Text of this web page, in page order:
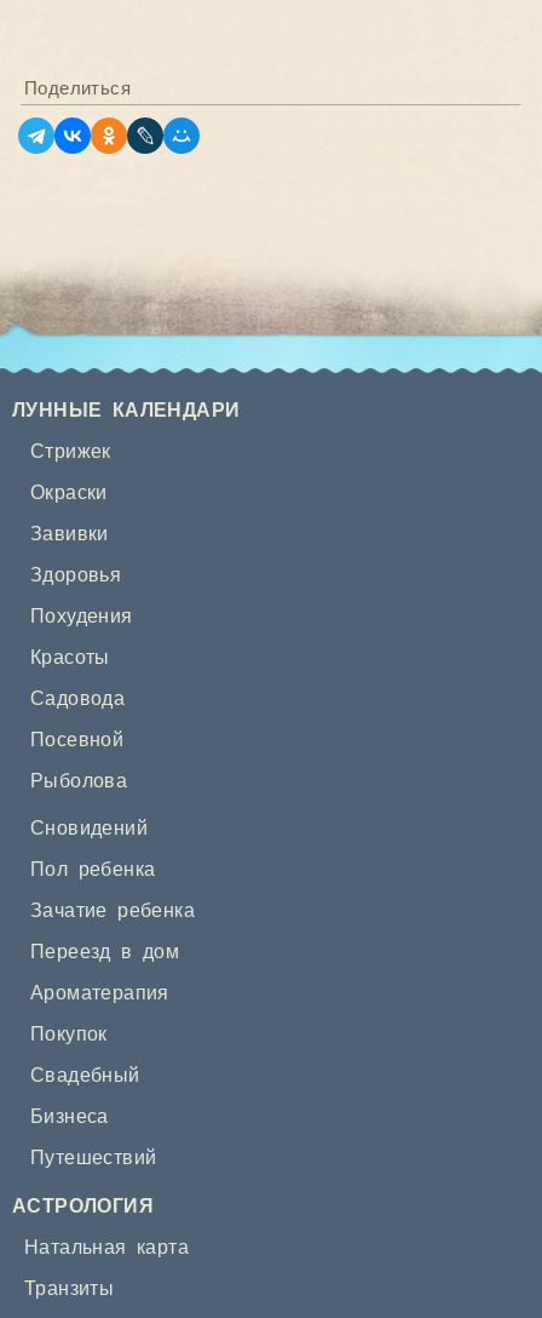
Поделиться
ЛУННЫЕ КАЛЕНДАРИ
Стрижек
Окраски
Завивки
Здоровья
Похудения
Красоты
Садовода
Посевной
Рыболова
Сновидений
Пол ребенка
Зачатие ребенка
Переезд в дом
Ароматерапия
Покупок
Свадебный
Бизнеса
Путешествий
АСТРОЛОГИЯ
Натальная карта
Транзиты